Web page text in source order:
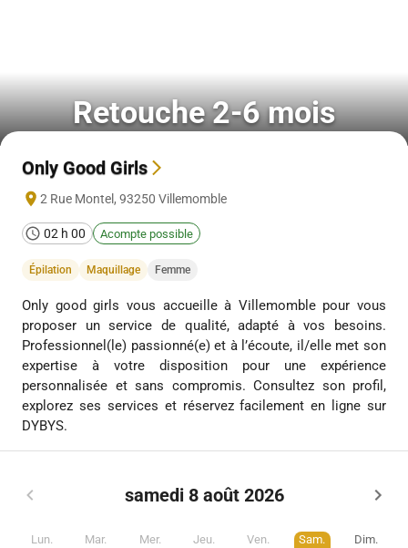
Retouche 2-6 mois
Only Good Girls
2 Rue Montel, 93250 Villemomble
02 h 00 Acompte possible
Épilation Maquillage Femme
Only good girls vous accueille à Villemomble pour vous
proposer un service de qualité, adapté à vos besoins.
Professionnel(le) passionné(e) et à l’écoute, il/elle met son
expertise à votre disposition pour une expérience
personnalisée et sans compromis. Consultez son profil,
explorez ses services et réservez facilement en ligne sur
DYBYS.
samedi 8 août 2026
Lun. Mar. Mer. Jeu. Ven. Sam. Dim.